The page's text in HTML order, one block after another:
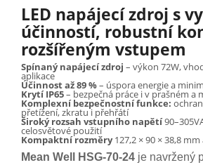
LED napájecí zdroj s
účinností, robustní
rozšířeným vstupem
Spínaný napájecí zdroj – výkon 72W,
aplikace
Účinnost až 89 %– úspora energie a
Krytí IP65– bezpečná práce i v prašném a
Komplexní bezpečnostní funkce:
přetížení, zkratu i přehřátí
Široký rozsah vstupního napětí
celosvětové použití
Kompaktní rozměry127,2 × 90 × 38,8
Mean Well HSG-70-24 je navržený